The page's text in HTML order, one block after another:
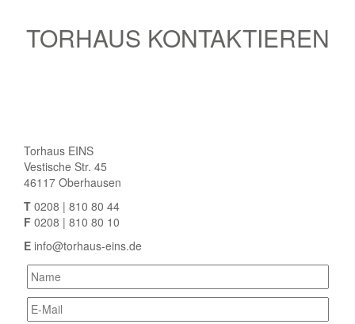
TORHAUS KONTAKTIEREN
Torhaus EINS
Vestische Str. 45
46117 Oberhausen
T 0208 | 810 80 44
F 0208 | 810 80 10
E info@torhaus-eins.de